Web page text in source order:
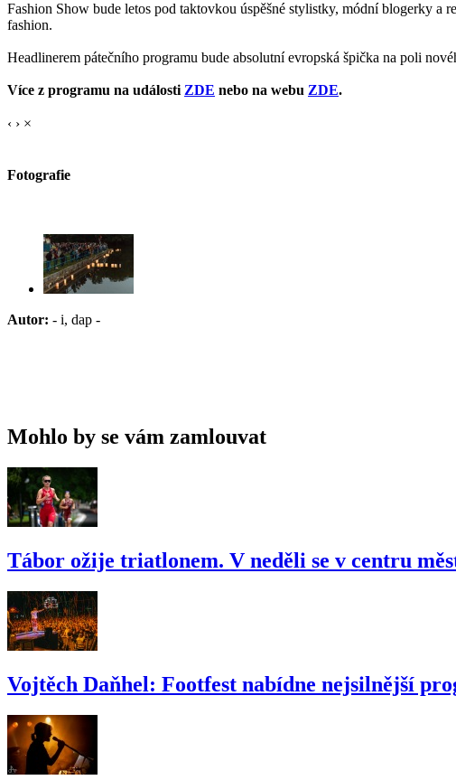
Fashion Show bude letos pod taktovkou úspěšné stylistky, módní blogerky
fashion.
Headlinerem pátečního programu bude absolutní evropská špička na poli
Více z programu na události ZDE nebo na webu ZDE.
‹ › ×
Fotografie
Autor: - i, dap -
Mohlo by se vám zamlouvat
Tábor ožije triatlonem. V neděli se v centru
Vojtěch Daňhel: Footfest nabídne nejsilnější